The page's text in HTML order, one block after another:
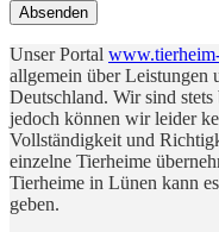
Absenden
Unser Portal
allgemein über Leistungen
Deutschland. Wir sind
jedoch können wir leider
Vollständigkeit und
einzelne Tierheime
Tierheime in Lünen kann
geben.